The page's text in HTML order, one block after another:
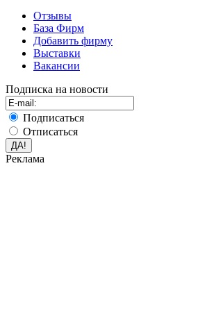
Отзывы
База Фирм
Добавить фирму
Выставки
Вакансии
Подписка на новости
Подписаться
Отписаться
Реклама